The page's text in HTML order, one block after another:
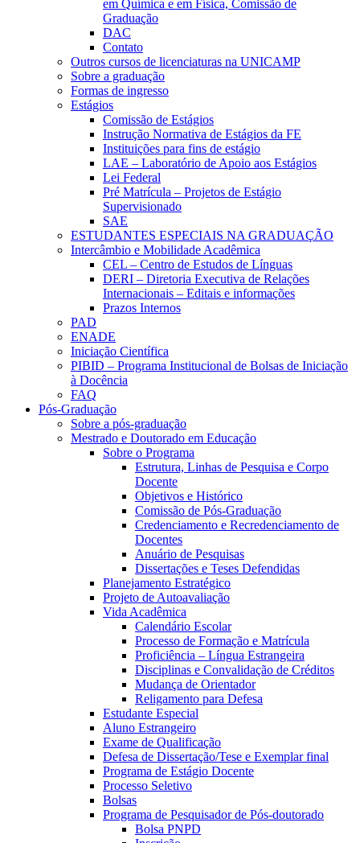
em Química e em Física, Comissão de
Graduação
DAC
Contato
Outros cursos de licenciaturas na UNICAMP
Sobre a graduação
Formas de ingresso
Estágios
Comissão de Estágios
Instrução Normativa de Estágios da FE
Instituições para fins de estágio
LAE – Laboratório de Apoio aos Estágios
Lei Federal
Pré Matrícula – Projetos de Estágio
Supervisionado
SAE
ESTUDANTES ESPECIAIS NA GRADUAÇÃO
Intercâmbio e Mobilidade Acadêmica
CEL – Centro de Estudos de Línguas
DERI – Diretoria Executiva de Relações
Internacionais – Editais e informações
Prazos Internos
PAD
ENADE
Iniciação Científica
PIBID – Programa Institucional de Bolsas de Iniciação
à Docência
FAQ
Pós-Graduação
Sobre a pós-graduação
Mestrado e Doutorado em Educação
Sobre o Programa
Estrutura, Linhas de Pesquisa e Corpo
Docente
Objetivos e Histórico
Comissão de Pós-Graduação
Credenciamento e Recredenciamento de
Docentes
Anuário de Pesquisas
Dissertações e Teses Defendidas
Planejamento Estratégico
Projeto de Autoavaliação
Vida Acadêmica
Calendário Escolar
Processo de Formação e Matrícula
Proficiência – Língua Estrangeira
Disciplinas e Convalidação de Créditos
Mudança de Orientador
Religamento para Defesa
Estudante Especial
Aluno Estrangeiro
Exame de Qualificação
Defesa de Dissertação/Tese e Exemplar final
Programa de Estágio Docente
Processo Seletivo
Bolsas
Programa de Pesquisador de Pós-doutorado
Bolsa PNPD